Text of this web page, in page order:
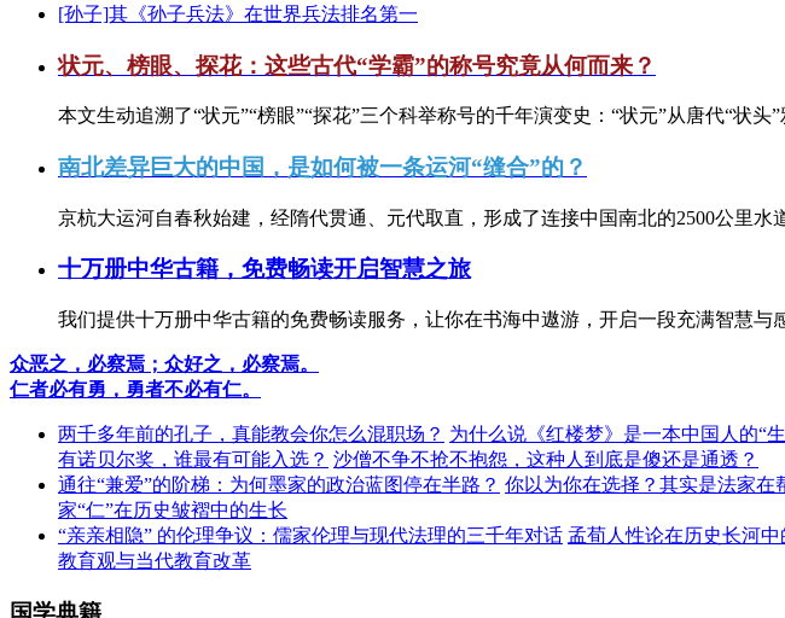
[孙子]其《孙子兵法》在世界兵法排名第一
状元、榜眼、探花：这些古代“学霸”的称号究竟从何而来？
本文生动追溯了“状元”“榜眼”“探花”三个科举称号的千年演变史：“状元”从唐代“状头
南北差异巨大的中国，是如何被一条运河“缝合”的？
京杭大运河自春秋始建，经隋代贯通、元代取直，形成了连接中国南北的2500公里水
十万册中华古籍，免费畅读开启智慧之旅
我们提供十万册中华古籍的免费畅读服务，让你在书海中遨游，开启一段充满智慧与
众恶之，必察焉；众好之，必察焉。
仁者必有勇，勇者不必有仁。
两千多年前的孔子，真能教会你怎么混职场？ 为什么说《红楼梦》是一本中国人的“
有诺贝尔奖，谁最有可能入选？ 沙僧不争不抢不抱怨，这种人到底是傻还是通透？
通往“兼爱”的阶梯：为何墨家的政治蓝图停在半路？ 你以为你在选择？其实是法家在
家“仁”在历史皱褶中的生长
“亲亲相隐” 的伦理争议：儒家伦理与现代法理的三千年对话 孟荀人性论在历史长河
教育观与当代教育改革
国学典籍